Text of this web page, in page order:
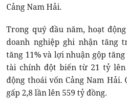
Cảng Nam Hải.
Trong quý đầu năm, hoạt
doanh nghiệp ghi nhận tăng
tăng 11% và lợi nhuận gộp tăng
tài chính đột biến từ 21 tỷ
động thoái vốn Cảng Nam
gấp 2,8 lần lên 559 tỷ đồng.